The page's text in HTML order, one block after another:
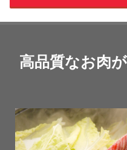
高品質なお肉